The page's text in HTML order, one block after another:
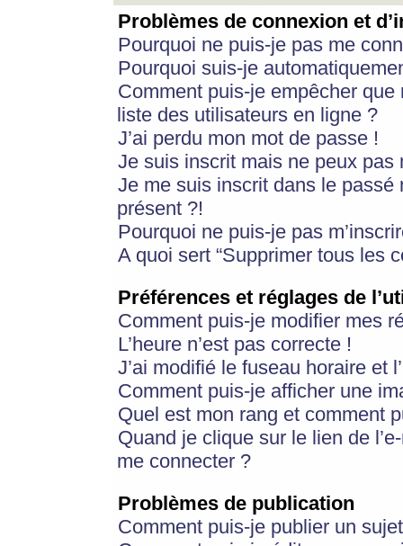
Problèmes de connexion et
Pourquoi ne puis-je pas me
Pourquoi suis-je
Comment puis-je empêcher
liste des utilisateurs en ligne ?
J’ai perdu mon mot de passe !
Je suis inscrit mais ne peux pas
Je me suis inscrit dans le
présent ?!
Pourquoi ne puis-je pas
A quoi sert “Supprimer tous les
Préférences et réglages de
Comment puis-je modifier mes
L’heure n’est pas correcte !
J’ai modifié le fuseau horaire et
Comment puis-je afficher une
Quel est mon rang et comment
Quand je clique sur le lien de
me connecter ?
Problèmes de publication
Comment puis-je publier un